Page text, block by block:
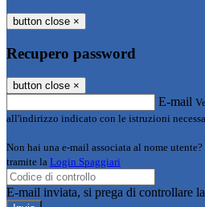
button close ×
Recupero password
button close ×
E-mail
all'indirizzo indicato con le istruzioni
Non hai una e-mail associata al nome
tramite la Login Spaggiari
E-mail inviata, si prega di controllare